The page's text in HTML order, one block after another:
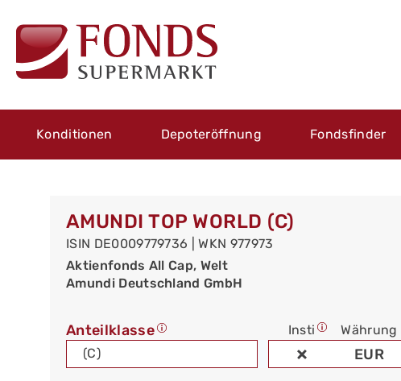
Konditionen Depoteröffnung Fondsfinder
AMUNDI TOP WORLD (C)
ISIN DE0009779736 | WKN 977973
Aktienfonds All Cap, Welt
Amundi Deutschland GmbH
Anteilklasse Insti Währung
(C)
EUR